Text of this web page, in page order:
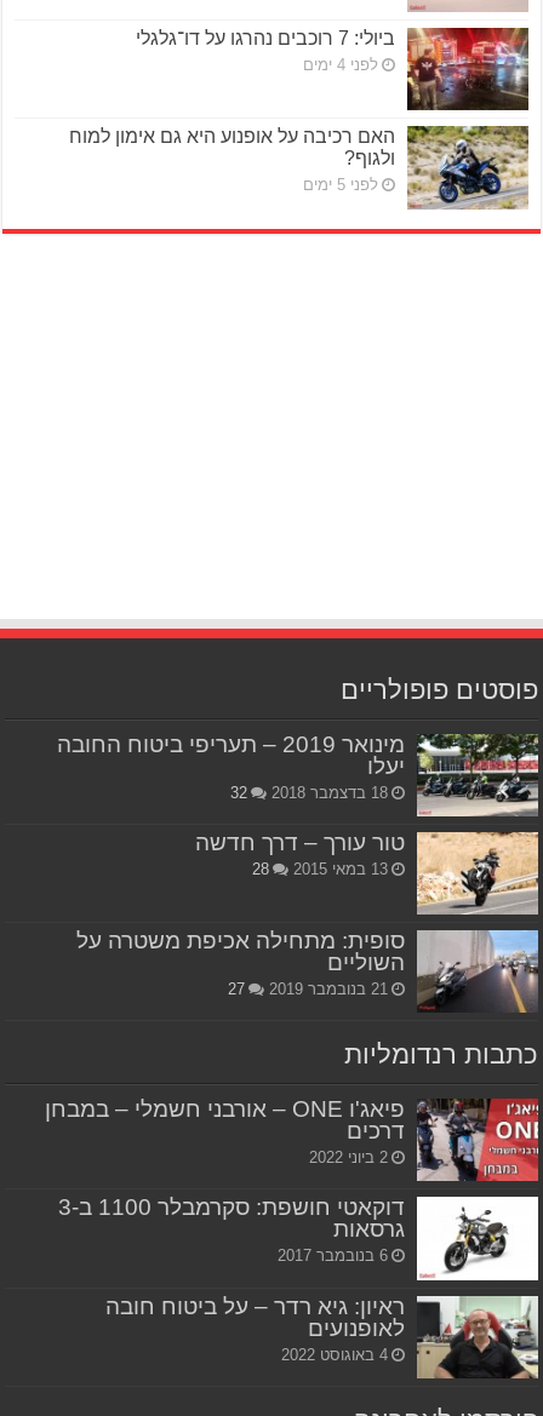
ביולי: 7 רוכבים נהרגו על דו־גלגלי
לפני 4 ימים
האם רכיבה על אופנוע היא גם אימון למוח
ולגוף?
לפני 5 ימים
פוסטים פופולריים
מינואר 2019 – תעריפי ביטוח החובה
יעלו
18 בדצמבר 2018 32
טור עורך – דרך חדשה
13 במאי 2015 28
סופית: מתחילה אכיפת משטרה על
השוליים
21 בנובמבר 2019 27
כתבות רנדומליות
פיאג'ו ONE – אורבני חשמלי – במבחן
דרכים
2 ביוני 2022
דוקאטי חושפת: סקרמבלר 1100 ב-3
גרסאות
6 בנובמבר 2017
ראיון: גיא רדר – על ביטוח חובה
לאופנועים
4 באוגוסט 2022